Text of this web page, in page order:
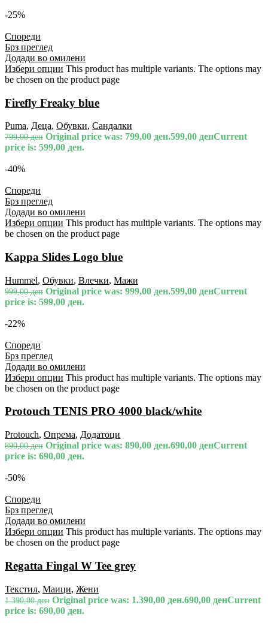
-25%
Спореди
Брз преглед
Додади во омилени
Избери опции This product has multiple variants. The options may
be chosen on the product page
Firefly Freaky blue
Puma, Деца, Обувки, Сандалки
799,00ден Original price was: 799,00 ден.599,00 денCurrent
price is: 599,00 ден.
-40%
Спореди
Брз преглед
Додади во омилени
Избери опции This product has multiple variants. The options may
be chosen on the product page
Kappa Slides Logo blue
Hummel, Обувки, Влечки, Мажи
999,00ден Original price was: 999,00 ден.599,00 денCurrent
price is: 599,00 ден.
-22%
Спореди
Брз преглед
Додади во омилени
Избери опции This product has multiple variants. The options may
be chosen on the product page
Protouch TENIS PRO 4000 black/white
Protouch, Опрема, Додатоци
890,00ден Original price was: 890,00 ден.690,00 денCurrent
price is: 690,00 ден.
-50%
Спореди
Брз преглед
Додади во омилени
Избери опции This product has multiple variants. The options may
be chosen on the product page
Regatta Fingal W Tee grey
Текстил, Маици, Жени
1.390,00ден Original price was: 1.390,00 ден.690,00 денCurrent
price is: 690,00 ден.